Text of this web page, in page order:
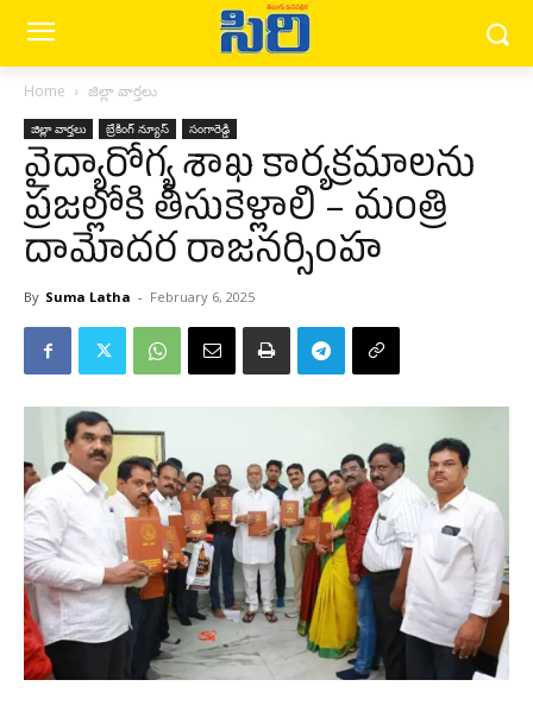
Home జిల్లా వార్త‌లు
జిల్లా వార్త‌లు బ్రేకింగ్ న్యూస్‌ సంగారెడ్డి
వైద్యారోగ్య శాఖ కార్యక్రమాలను
ప్రజల్లోకి తీసుకెళ్లాలి – మంత్రి
దామోదర రాజనర్సింహ
By Suma Latha - February 6, 2025